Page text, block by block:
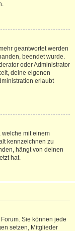
geantwortet werden
beendet wurde.
oder Administrator
deine eigenen
erlaubt
welche mit einem
kennzeichnen zu
hängt von deinen
hat.
Sie können jede
setzen, Mitglieder